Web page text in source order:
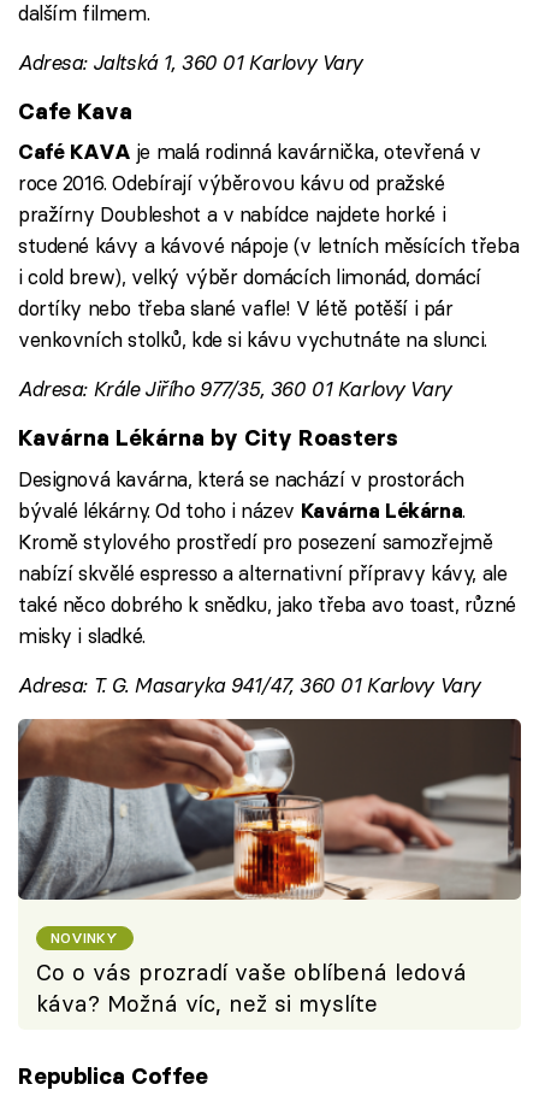
dalším filmem.
Adresa: Jaltská 1, 360 01 Karlovy Vary
Cafe Kava
Café KAVA je malá rodinná kavárnička, otevřená v
roce 2016. Odebírají výběrovou kávu od pražské
pražírny Doubleshot a v nabídce najdete horké i
studené kávy a kávové nápoje (v letních měsících třeba
i cold brew), velký výběr domácích limonád, domácí
dortíky nebo třeba slané vafle! V létě potěší i pár
venkovních stolků, kde si kávu vychutnáte na slunci.
Adresa: Krále Jiřího 977/35, 360 01 Karlovy Vary
Kavárna Lékárna by City Roasters
Designová kavárna, která se nachází v prostorách
bývalé lékárny. Od toho i název Kavárna Lékárna.
Kromě stylového prostředí pro posezení samozřejmě
nabízí skvělé espresso a alternativní přípravy kávy, ale
také něco dobrého k snědku, jako třeba avo toast, různé
misky i sladké.
Adresa: T. G. Masaryka 941/47, 360 01 Karlovy Vary
NOVINKY
Co o vás prozradí vaše oblíbená ledová
káva? Možná víc, než si myslíte
Republica Coffee